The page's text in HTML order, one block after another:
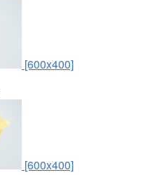
[600x400]
[600x400]